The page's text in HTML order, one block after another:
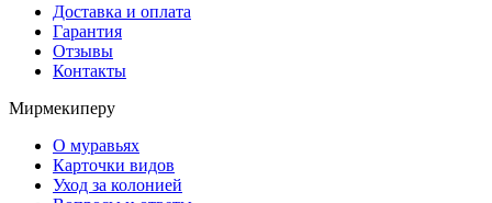
Доставка и оплата
Гарантия
Отзывы
Контакты
Мирмекиперу
О муравьях
Карточки видов
Уход за колонией